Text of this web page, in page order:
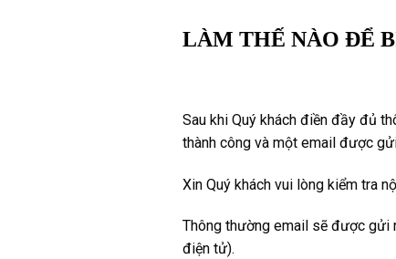
LÀM THẾ NÀO ĐỂ
Sau khi Quý khách điền đầy đủ
thành công và một email được
Xin Quý khách vui lòng kiểm tra
Thông thường email sẽ được gửi
điện tử).